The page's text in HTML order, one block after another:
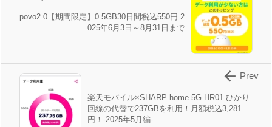
povo2.0【期間限定】0.5GB30日間税込550円 2
025年6月3日～8月31日まで
楽天モバイル×SHARP home 5G HR01 ひかり
回線の代替で237GBを利用！月額税込3,281
円！-2025年5月編-
 Prev